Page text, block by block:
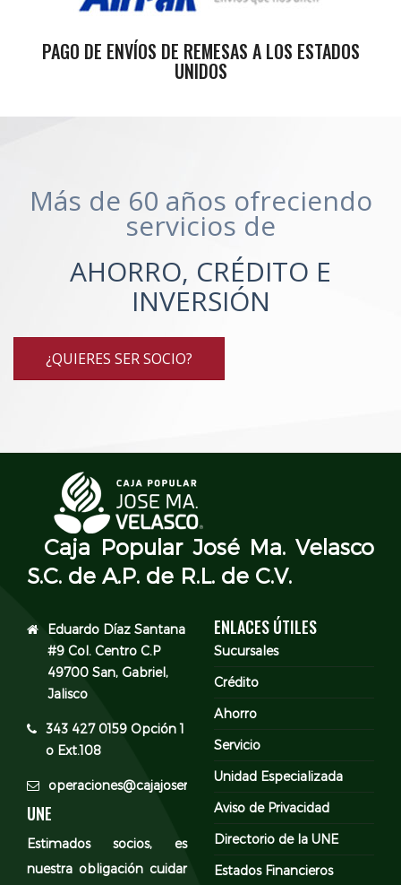
PAGO DE ENVÍOS DE REMESAS A LOS ESTADOS
UNIDOS
Más de 60 años ofreciendo
servicios de
AHORRO, CRÉDITO E
INVERSIÓN
¿QUIERES SER SOCIO?
Caja Popular José Ma. Velasco
S.C. de A.P. de R.L. de C.V.
Eduardo Díaz Santana
#9 Col. Centro C.P
49700 San, Gabriel,
Jalisco
343 427 0159 Opción 1
o Ext.108
operaciones@cajajosemavelasco.com
UNE
Estimados socios, es
nuestra obligación cuidar
ENLACES ÚTILES
Sucursales
Crédito
Ahorro
Servicio
Unidad Especializada
Aviso de Privacidad
Directorio de la UNE
Estados Financieros